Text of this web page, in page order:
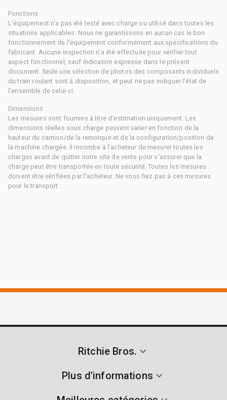
Fonctions
L'équipement n'a pas été testé avec charge ou utilisé dans toutes les
situations applicables. Nous ne garantissons en aucun cas le bon
fonctionnement de l'équipement conformément aux spécifications du
fabricant. Aucune inspection n'a été effectuée pour vérifier tout
aspect fonctionnel, sauf indication expresse dans le présent
document. Seule une sélection de photos des composants individuels
du train roulant sont à disposition, et peut ne pas indiquer l'état de
l'ensemble de celui-ci.
Dimensions
Les mesures sont fournies à titre d'estimation uniquement. Les
dimensions réelles sous charge peuvent varier en fonction de la
hauteur du camion/de la remorque et de la configuration/position de
la machine chargée. Il incombe à l'acheteur de mesurer toutes les
charges avant de quitter notre site de vente pour s'assurer que la
charge peut être transportée en toute sécurité. Toutes les mesures
doivent être vérifiées par l'acheteur. Ne vous fiez pas à ces mesures
pour le transport.
Ritchie Bros.
Plus d'informations